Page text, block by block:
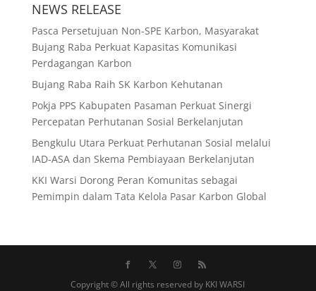
NEWS RELEASE
Pasca Persetujuan Non-SPE Karbon, Masyarakat
Bujang Raba Perkuat Kapasitas Komunikasi
Perdagangan Karbon
Bujang Raba Raih SK Karbon Kehutanan
Pokja PPS Kabupaten Pasaman Perkuat Sinergi
Percepatan Perhutanan Sosial Berkelanjutan
Bengkulu Utara Perkuat Perhutanan Sosial melalui
IAD-ASA dan Skema Pembiayaan Berkelanjutan
KKI Warsi Dorong Peran Komunitas sebagai
Pemimpin dalam Tata Kelola Pasar Karbon Global
Copyright © All rights reserved by KKI WARSI